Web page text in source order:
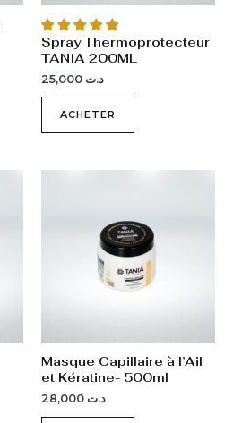
Spray Thermoprotecteur
TANIA 200ML
د.ت
ACHETER
Masque Capillaire à l’Ail
et Kératine- 500ml
د.ت